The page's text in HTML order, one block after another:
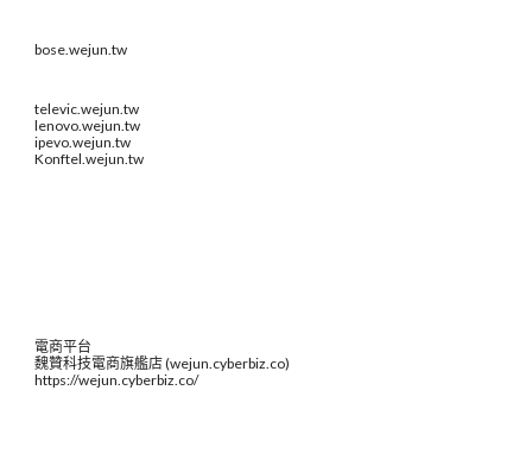
bose.wejun.tw
televic.wejun.tw
lenovo.wejun.tw
ipevo.wejun.tw
Konftel.wejun.tw
電商平台
魏贊科技電商旗艦店 (wejun.cyberbiz.co)
https://wejun.cyberbiz.co/